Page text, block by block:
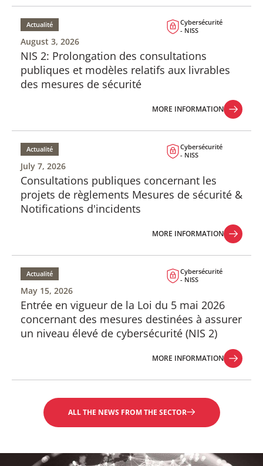
NIS 2: Prolongation des consultations
publiques et modèles relatifs aux livrables
des mesures de sécurité
Actualité
Cybersécurité
- NISS
August 3, 2026
MORE INFORMATION
Consultations publiques concernant les
projets de règlements Mesures de sécurité &
Notifications d'incidents
Actualité
Cybersécurité
- NISS
July 7, 2026
MORE INFORMATION
Entrée en vigueur de la Loi du 5 mai 2026
concernant des mesures destinées à assurer
un niveau élevé de cybersécurité (NIS 2)
Actualité
Cybersécurité
- NISS
May 15, 2026
MORE INFORMATION
ALL THE NEWS FROM THE SECTOR